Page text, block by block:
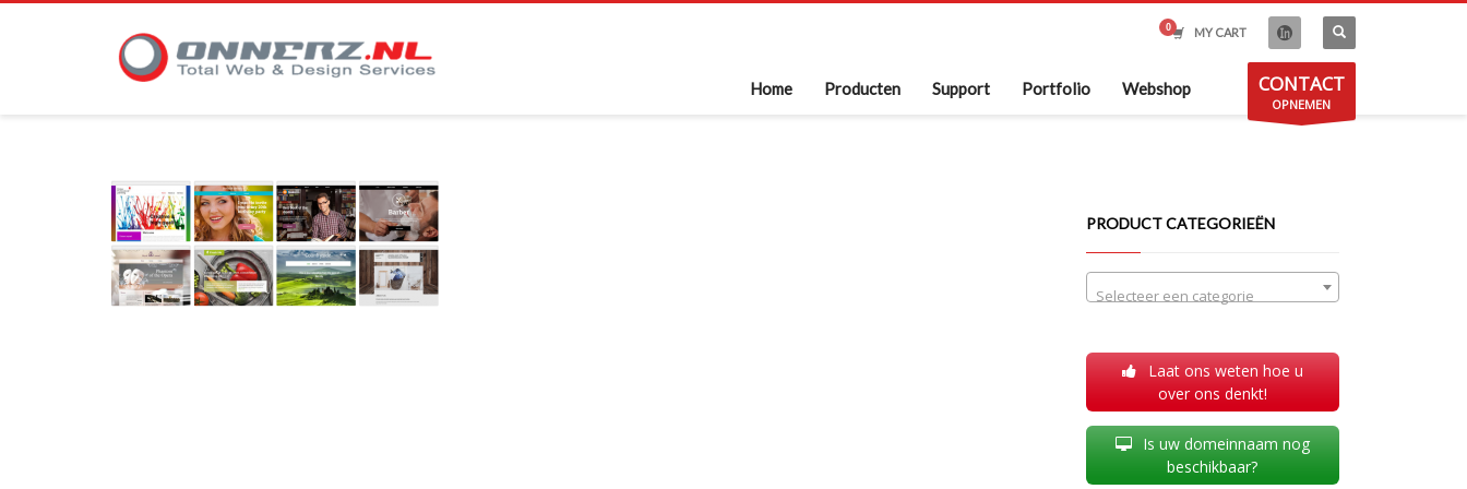
MY CART
Home Producten Support Portfolio Webshop CONTACT
OPNEMEN
PRODUCT CATEGORIEËN
Selecteer een categorie
Laat ons weten hoe u
over ons denkt!
Is uw domeinnaam nog
beschikbaar?